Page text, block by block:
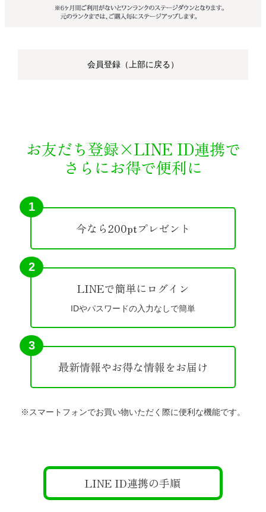
会員登録（上部に戻る）
お友だち登録×LINE ID連携で
さらにお得で便利に
1
今なら200ptプレゼント
2
LINEで簡単にログイン
IDやパスワードの入力なしで簡単
3
最新情報やお得な情報をお届け
※スマートフォンでお買い物いただく際に便利な機能です。
LINE ID連携の手順